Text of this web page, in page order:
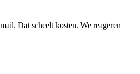
Dat scheelt kosten. We reageren